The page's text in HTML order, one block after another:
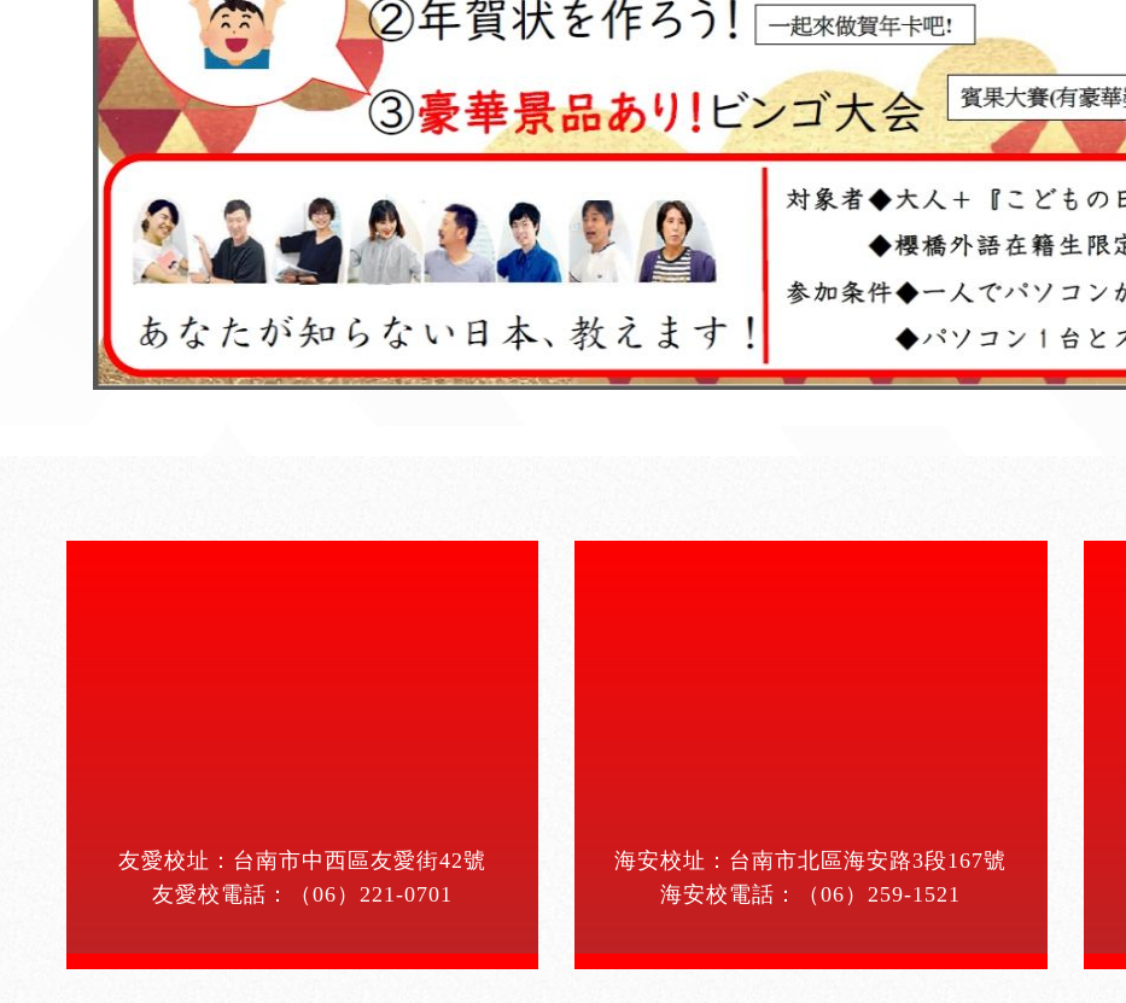
友愛校址：台南市中西區友愛街42號
友愛校電話：
（06）221-0701
海安校址：台南市北區海安路3段167號
海安校電話：
（06）259-1521